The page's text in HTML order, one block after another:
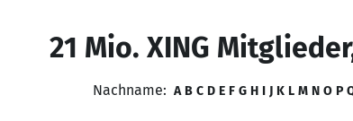
21 Mio. XING
Nachname: A B C D E F G H I J K L M N O P